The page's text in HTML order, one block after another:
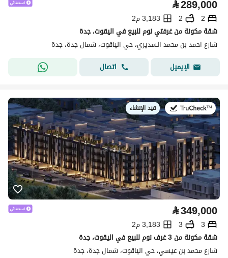
⃁289,000
2
2
3,183 م2
شقة مكونة من غرفتي نوم للبيع في اليقوت، جدة
شارع احمد بن محمد السديري، حي الياقوت، شمال جدة، جدة
الإيميل
اتصال
في:قيد الإنشاء
⃁349,000
3
3
3,183 م2
شقة مكونة من 3 غرف نوم للبيع في اليقوت، جدة
شارع محمد بن عيسي، حي الياقوت، شمال جدة، جدة